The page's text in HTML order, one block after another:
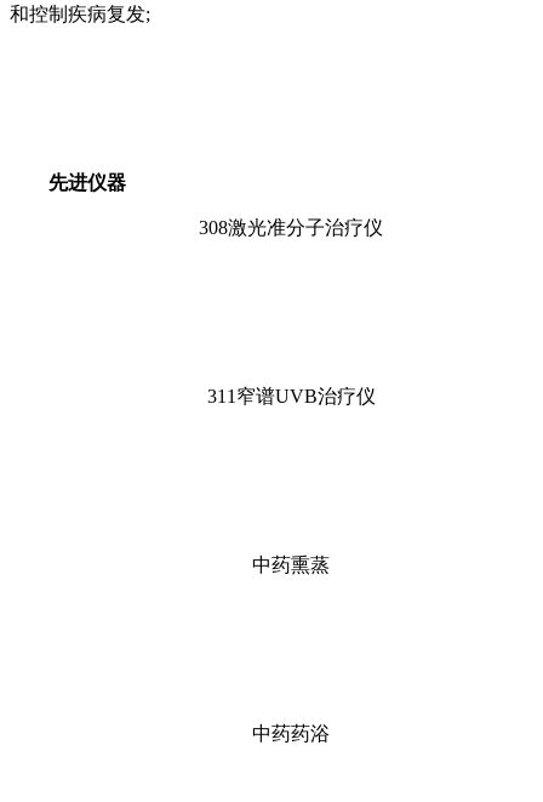
和控制疾病复发;
先进仪器
308激光准分子治疗仪
311窄谱UVB治疗仪
中药熏蒸
中药药浴